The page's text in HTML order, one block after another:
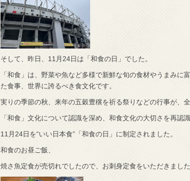
そして、昨日、11月24日は「和食の日」でした。
「和食」は、野菜や魚など多様で新鮮な旬の食材やうまみ
た食事、世界に誇るべき食文化です。
実りの季節の秋、来年の五穀豊穣を祈る祭りなどの行事が、
「和食」文化について認識を深め、和食文化の大切さを再認
11月24日を“いい日本食”「和食の日」に制定されました。
和食のお昼ご飯、
焼さ魚定食が売切れでしたので、お刺身定食をいただきました